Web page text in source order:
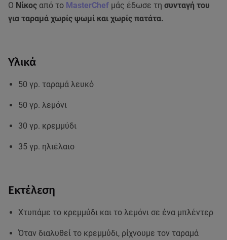
Ο Νίκος από το MasterChef μάς έδωσε τη συνταγή του
για ταραμά χωρίς ψωμί και χωρίς πατάτα.
Υλικά
50 γρ. ταραμά λευκό
50 γρ. λεμόνι
30 γρ. κρεμμύδι
35 γρ. ηλιέλαιο
Εκτέλεση
Χτυπάμε το κρεμμύδι και το λεμόνι σε ένα μπλέντερ
Όταν διαλυθεί το κρεμμύδι, ρίχνουμε τον ταραμά